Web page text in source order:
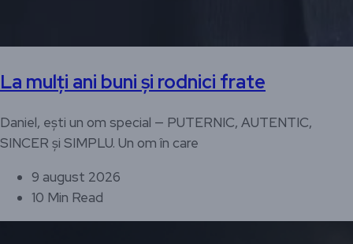
La mulți ani buni și rodnici frate
Daniel, ești un om special — PUTERNIC, AUTENTIC,
SINCER și SIMPLU. Un om în care
9 august 2026
10 Min Read